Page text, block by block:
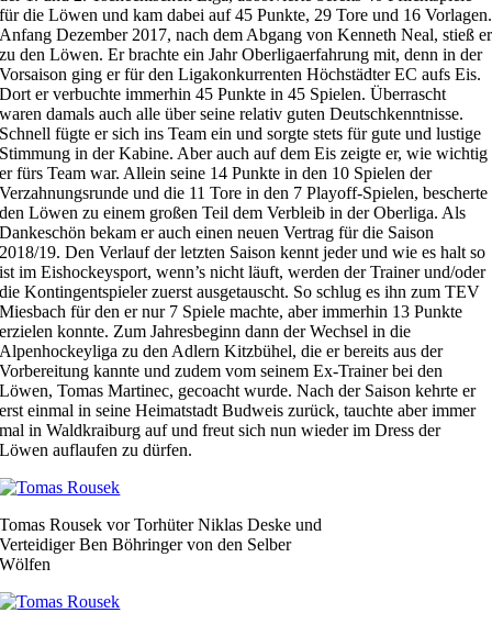
für die Löwen und kam dabei auf 45 Punkte, 29 Tore und 16 Vorlagen.
Anfang Dezember 2017, nach dem Abgang von Kenneth Neal, stieß er
zu den Löwen. Er brachte ein Jahr Oberligaerfahrung mit, denn in der
Vorsaison ging er für den Ligakonkurrenten Höchstädter EC aufs Eis.
Dort er verbuchte immerhin 45 Punkte in 45 Spielen. Überrascht
waren damals auch alle über seine relativ guten Deutschkenntnisse.
Schnell fügte er sich ins Team ein und sorgte stets für gute und lustige
Stimmung in der Kabine. Aber auch auf dem Eis zeigte er, wie wichtig
er fürs Team war. Allein seine 14 Punkte in den 10 Spielen der
Verzahnungsrunde und die 11 Tore in den 7 Playoff-Spielen, bescherte
den Löwen zu einem großen Teil dem Verbleib in der Oberliga. Als
Dankeschön bekam er auch einen neuen Vertrag für die Saison
2018/19. Den Verlauf der letzten Saison kennt jeder und wie es halt so
ist im Eishockeysport, wenn’s nicht läuft, werden der Trainer und/oder
die Kontingentspieler zuerst ausgetauscht. So schlug es ihn zum TEV
Miesbach für den er nur 7 Spiele machte, aber immerhin 13 Punkte
erzielen konnte. Zum Jahresbeginn dann der Wechsel in die
Alpenhockeyliga zu den Adlern Kitzbühel, die er bereits aus der
Vorbereitung kannte und zudem vom seinem Ex-Trainer bei den
Löwen, Tomas Martinec, gecoacht wurde. Nach der Saison kehrte er
erst einmal in seine Heimatstadt Budweis zurück, tauchte aber immer
mal in Waldkraiburg auf und freut sich nun wieder im Dress der
Löwen auflaufen zu dürfen.
Tomas Rousek vor Torhüter Niklas Deske und
Verteidiger Ben Böhringer von den Selber
Wölfen